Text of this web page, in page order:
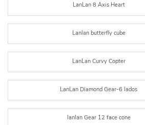
LanLan 8 Axis Heart
Lanlan butterfly cube
LanLan Curvy Copter
LanLan Diamond Gear-6 lados
lanlan Gear 12 face cone